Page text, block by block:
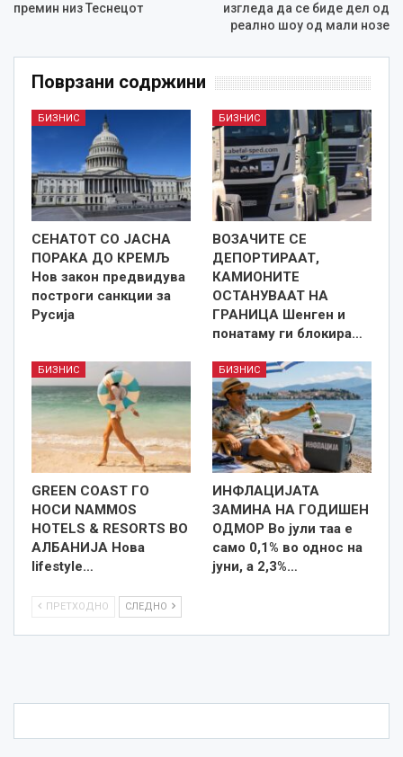
премин низ Теснецот
изгледа да се биде дел од
реално шоу од мали нозе
Поврзани содржини
БИЗНИС
СЕНАТОТ СО ЈАСНА
ПОРАКА ДО КРЕМЉ
Нов закон предвидува
построги санкции за
Русија
БИЗНИС
ВОЗАЧИТЕ СЕ
ДЕПОРТИРААТ,
КАМИОНИТЕ
ОСТАНУВААТ НА
ГРАНИЦА Шенген и
понатаму ги блокира…
БИЗНИС
GREEN COAST ГО
НОСИ NAMMOS
HOTELS & RESORTS ВО
АЛБАНИЈА Нова
lifestyle…
БИЗНИС
ИНФЛАЦИЈАТА
ЗАМИНА НА ГОДИШЕН
ОДМОР Во јули таа е
само 0,1% во однос на
јуни, а 2,3%…
ПРЕТХОДНО СЛЕДНО